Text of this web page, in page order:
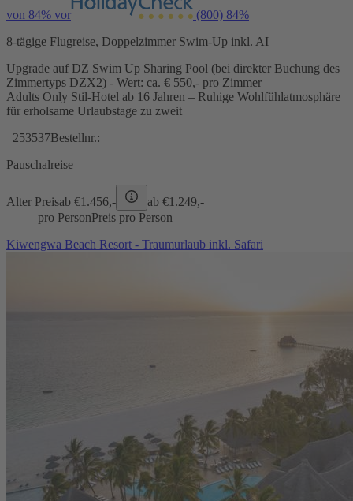
von 84% vor (800) 84%
8-tägige Flugreise, Doppelzimmer Swim-Up inkl. AI
Upgrade auf DZ Swim Up Sharing Pool (bei direkter Buchung des
Zimmertyps DZX2) - Wert: ca. € 550,- pro Zimmer
Adults Only Stil-Hotel ab 16 Jahren – Ruhige Wohlfühlatmosphäre
für erholsame Urlaubstage zu zweit
253537Bestellnr.:
Pauschalreise
Alter Preisab €1.456,- ab €1.249,-
pro PersonPreis pro Person
Kiwengwa Beach Resort - Traumurlaub inkl. Safari